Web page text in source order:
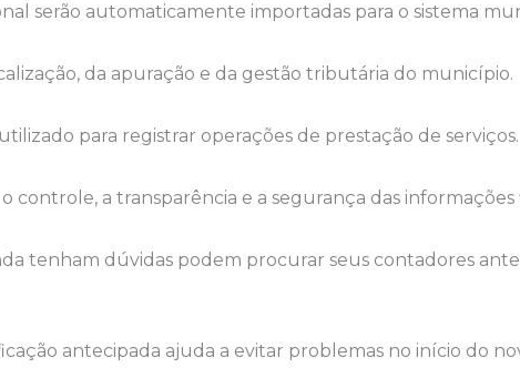
serão automaticamente importadas para o sistema
da apuração e da gestão tributária do município.
para registrar operações de prestação de serviços.
controle, a transparência e a segurança das informações
tenham dúvidas podem procurar seus contadores
antecipada ajuda a evitar problemas no início do